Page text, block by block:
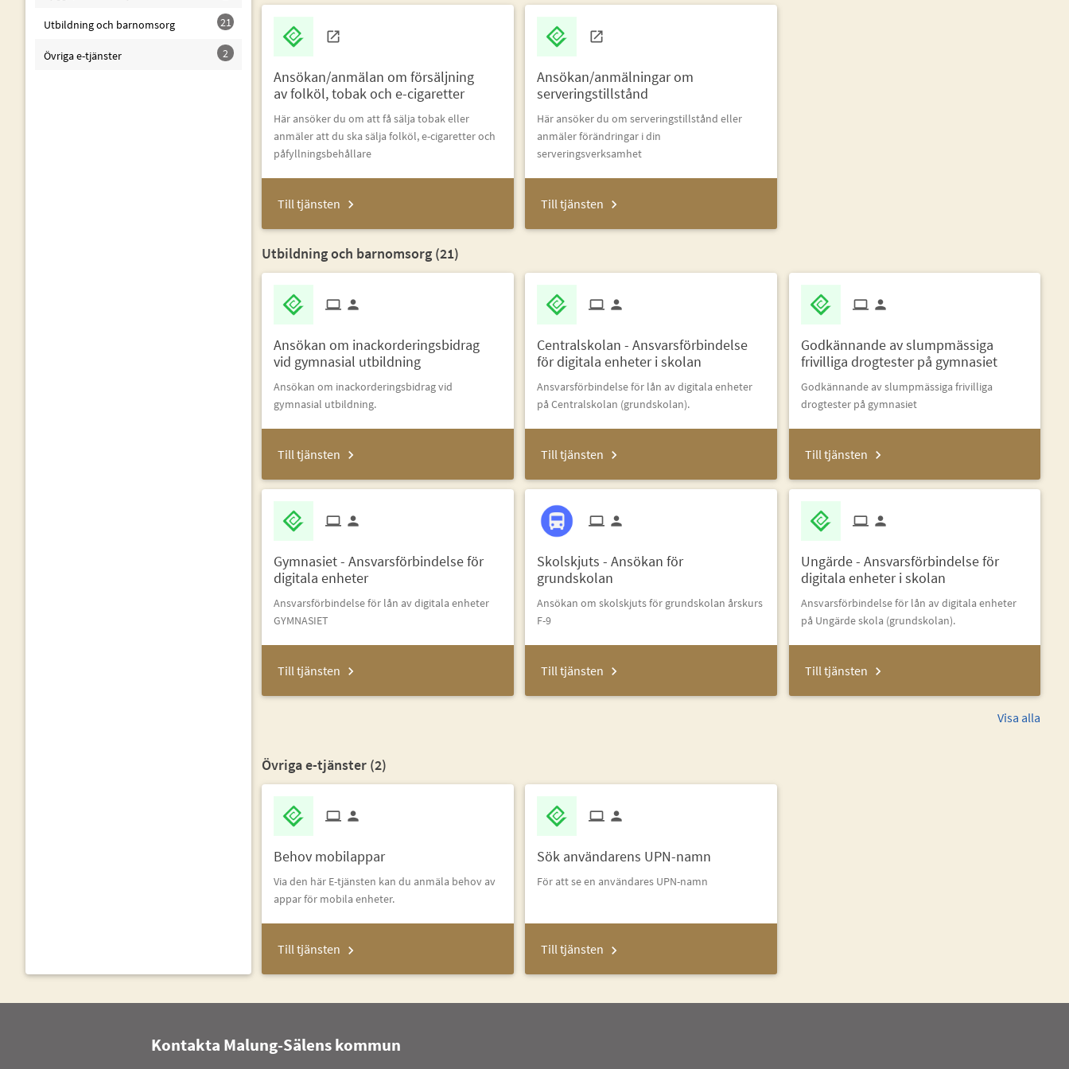
Utbildning och barnomsorg 21
Övriga e-tjänster 2
Ansökan/anmälan om försäljning
av folköl, tobak och e-cigaretter
Här ansöker du om att få sälja tobak eller
anmäler att du ska sälja folköl, e-cigaretter och
påfyllningsbehållare
Till tjänsten
Ansökan/anmälningar om
serveringstillstånd
Här ansöker du om serveringstillstånd eller
anmäler förändringar i din
serveringsverksamhet
Till tjänsten
Utbildning och barnomsorg (21)
Ansökan om inackorderingsbidrag
vid gymnasial utbildning
Ansökan om inackorderingsbidrag vid
gymnasial utbildning.
Till tjänsten
Centralskolan - Ansvarsförbindelse
för digitala enheter i skolan
Ansvarsförbindelse för lån av digitala enheter
på Centralskolan (grundskolan).
Till tjänsten
Godkännande av slumpmässiga
frivilliga drogtester på gymnasiet
Godkännande av slumpmässiga frivilliga
drogtester på gymnasiet
Till tjänsten
Gymnasiet - Ansvarsförbindelse för
digitala enheter
Ansvarsförbindelse för lån av digitala enheter
GYMNASIET
Till tjänsten
Skolskjuts - Ansökan för
grundskolan
Ansökan om skolskjuts för grundskolan årskurs
F-9
Till tjänsten
Ungärde - Ansvarsförbindelse för
digitala enheter i skolan
Ansvarsförbindelse för lån av digitala enheter
på Ungärde skola (grundskolan).
Till tjänsten
Visa alla
Övriga e-tjänster (2)
Behov mobilappar
Via den här E-tjänsten kan du anmäla behov av
appar för mobila enheter.
Till tjänsten
Sök användarens UPN-namn
För att se en användares UPN-namn
Till tjänsten
Kontakta Malung-Sälens kommun